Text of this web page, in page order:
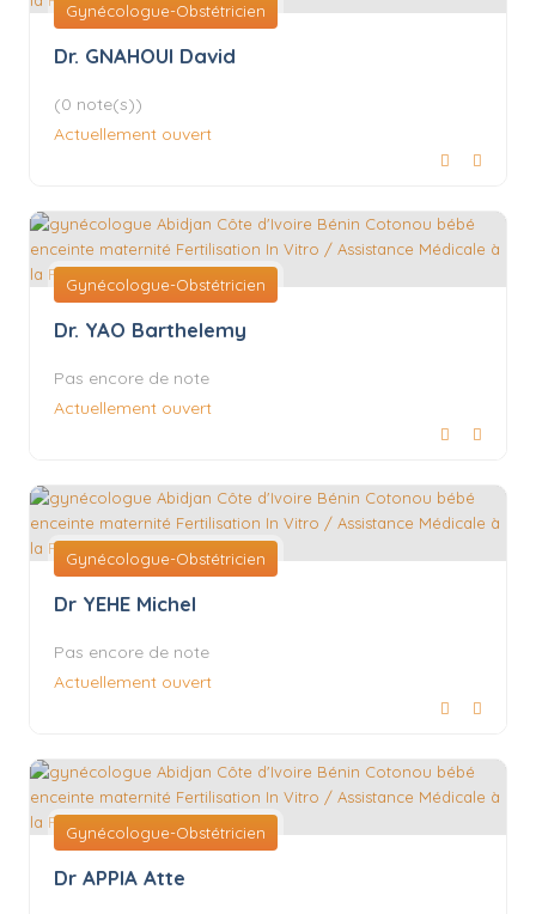
Gynécologue-Obstétricien
Dr. GNAHOUI David
(0 note(s))
Actuellement ouvert
Gynécologue-Obstétricien
Dr. YAO Barthelemy
Pas encore de note
Actuellement ouvert
Gynécologue-Obstétricien
Dr YEHE Michel
Pas encore de note
Actuellement ouvert
Gynécologue-Obstétricien
Dr APPIA Atte